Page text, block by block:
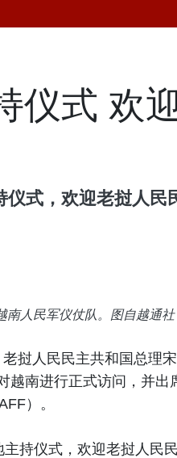
仪式 欢
式，欢迎老挝人
南人民军仪仗队。图自越通社
挝人民民主共和国总理宋
越南进行正式访问，并出
）。
持仪式，欢迎老挝人民